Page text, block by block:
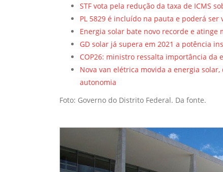
STF vota pela redução da taxa de ICMS
PL 5829 é incluído na pauta e poderá ser
Energia solar bate novo recorde e atinge
GD solar já supera em 2021 a potência
COP26: ministro ressalta importância
Nova van elétrica movida a energia
autonomia
Foto: Governo do Distrito Federal. Da fonte.